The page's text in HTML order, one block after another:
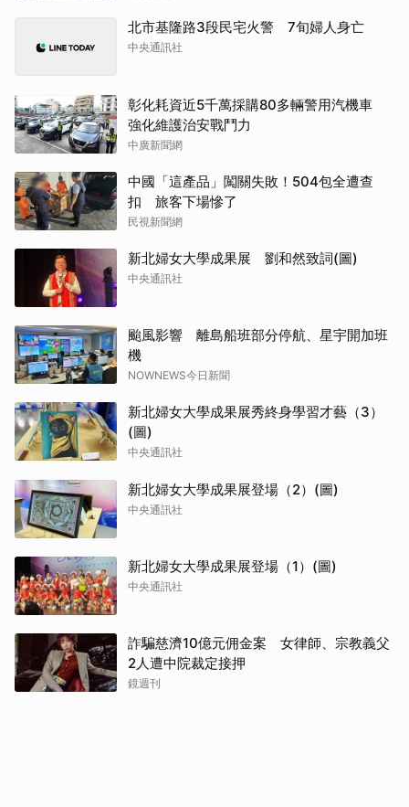
北市基隆路3段民宅火警 7旬婦人身亡
中央通訊社
彰化耗資近5千萬採購80多輛警用汽機車
強化維護治安戰鬥力
中廣新聞網
中國「這產品」闖關失敗！504包全遭查
扣 旅客下場慘了
民視新聞網
新北婦女大學成果展 劉和然致詞(圖)
中央通訊社
颱風影響 離島船班部分停航、星宇開加班
機
NOWNEWS今日新聞
新北婦女大學成果展秀終身學習才藝（3）
(圖)
中央通訊社
新北婦女大學成果展登場（2）(圖)
中央通訊社
新北婦女大學成果展登場（1）(圖)
中央通訊社
詐騙慈濟10億元佣金案 女律師、宗教義父
2人遭中院裁定接押
鏡週刊